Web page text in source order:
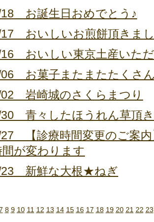
18 お誕生日おめでとう♪
17 おいしいお煎餅頂きま
16 おいしい東京土産いた
06 お菓子またまたたくさ
02 岩崎城のさくらまつり
30 青々したほうれん草頂
【診療時間変更のご案
が変わります
23 新鮮な大根★ねぎ
8 9 10 11 12 13 14 15 16 17 18 19 20 21 22 23